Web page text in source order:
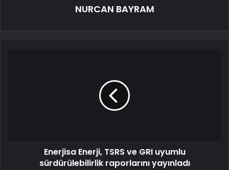
NURCAN BAYRAM
Enerjisa Enerji, TSRS ve GRI uyumlu
sürdürülebilirlik raporlarını yayınladı